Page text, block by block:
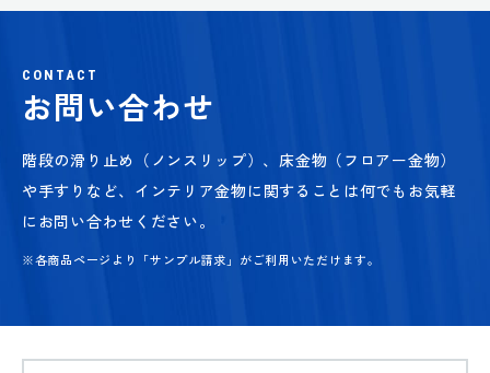
CONTACT
お問い合わせ
階段の滑り止め（ノンスリップ）、床金物（フロアー金物）
や手すりなど、 インテリア金物に関することは何でもお気軽
にお問い合わせください。
※各商品ページより「サンプル請求」がご利用いただけます。